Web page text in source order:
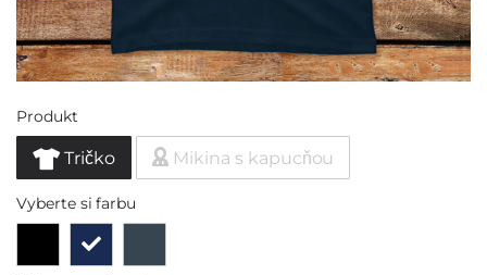
Produkt
Tričko Mikina s kapucňou
Vyberte si farbu